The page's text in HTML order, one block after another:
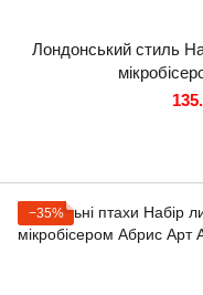
Лондонський стиль
−35%